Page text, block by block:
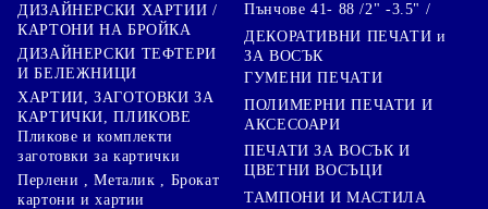
ДИЗАЙНЕРСКИ ХАРТИИ /
КАРТОНИ НА БРОЙКА
ДИЗАЙНЕРСКИ ТЕФТЕРИ
И БЕЛЕЖНИЦИ
ХАРТИИ, ЗАГОТОВКИ ЗА
КАРТИЧКИ, ПЛИКОВЕ
Пликове и комплекти
заготовки за картички
Перлени , Металик , Брокат
картони и хартии
Пънчове 41- 88 /2" -3.5" /
ДЕКОРАТИВНИ ПЕЧАТИ и
ЗА ВОСЪК
ГУМЕНИ ПЕЧАТИ
ПОЛИМЕРНИ ПЕЧАТИ И
АКСЕСОАРИ
ПЕЧАТИ ЗА ВОСЪК И
ЦВЕТНИ ВОСЪЦИ
ТАМПОНИ И МАСТИЛА